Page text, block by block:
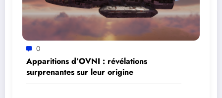
0
Apparitions d’OVNI : révélations
surprenantes sur leur origine